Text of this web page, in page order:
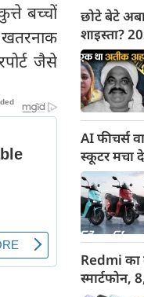
बच्चों
जैसे
छोटे बेटे
शाइस्ता?
की पत्नी
AI फीचर्स
स्कूटर मचा
साल की
हैरान
Redmi का